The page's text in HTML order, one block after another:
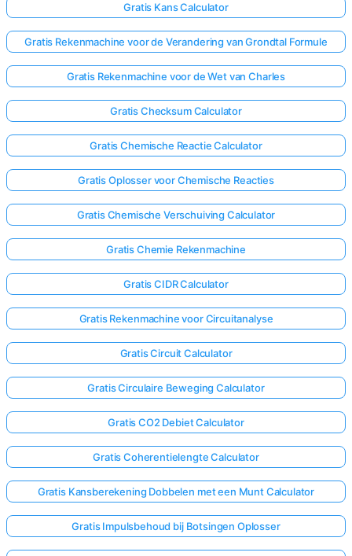
Gratis Kans Calculator
Gratis Rekenmachine voor de Verandering van Grondtal Formule
Gratis Rekenmachine voor de Wet van Charles
Gratis Checksum Calculator
Gratis Chemische Reactie Calculator
Gratis Oplosser voor Chemische Reacties
Gratis Chemische Verschuiving Calculator
Gratis Chemie Rekenmachine
Gratis CIDR Calculator
Gratis Rekenmachine voor Circuitanalyse
Gratis Circuit Calculator
Gratis Circulaire Beweging Calculator
Gratis CO2 Debiet Calculator
Gratis Coherentielengte Calculator
Gratis Kansberekening Dobbelen met een Munt Calculator
Gratis Impulsbehoud bij Botsingen Oplosser